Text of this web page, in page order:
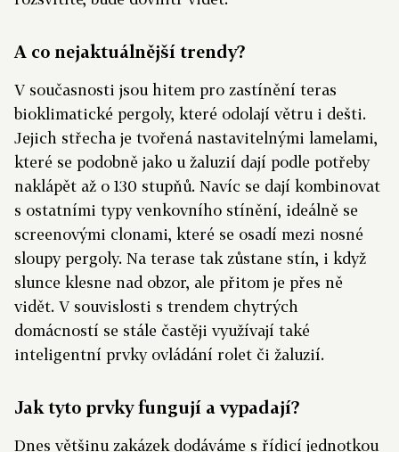
A co nejaktuálnější trendy?
V současnosti jsou hitem pro zastínění teras
bioklimatické pergoly, které odolají větru i dešti.
Jejich střecha je tvořená nastavitelnými lamelami,
které se podobně jako u žaluzií dají podle potřeby
naklápět až o 130 stupňů. Navíc se dají kombinovat
s ostatními typy venkovního stínění, ideálně se
screenovými clonami, které se osadí mezi nosné
sloupy pergoly. Na terase tak zůstane stín, i když
slunce klesne nad obzor, ale přitom je přes ně
vidět. V souvislosti s trendem chytrých
domácností se stále častěji využívají také
inteligentní prvky ovládání rolet či žaluzií.
Jak tyto prvky fungují a vypadají?
Dnes většinu zakázek dodáváme s řídicí jednotkou